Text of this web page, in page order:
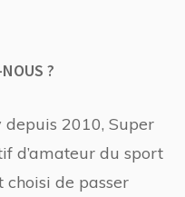
?
2010, Super
d’amateur du sport
de passer